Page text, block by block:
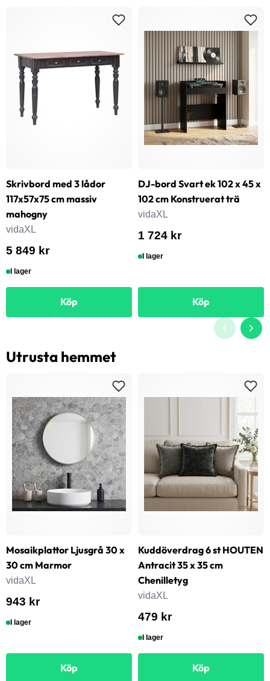
Skrivbord med 3 lådor
117x57x75 cm massiv
mahogny
vidaXL
5 849 kr
I lager
Köp
DJ-bord Svart ek 102 x 45 x
102 cm Konstruerat trä
vidaXL
1 724 kr
I lager
Köp
Utrusta hemmet
Mosaikplattor Ljusgrå 30 x
30 cm Marmor
vidaXL
943 kr
I lager
Köp
Kuddöverdrag 6 st HOUTEN
Antracit 35 x 35 cm
Chenilletyg
vidaXL
479 kr
I lager
Köp